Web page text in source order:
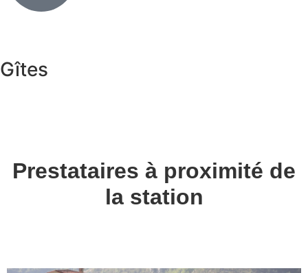
Gîtes
Prestataires à proximité de
la station